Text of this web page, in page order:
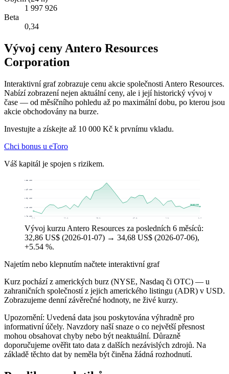
1 997 926
Beta
0,34
Vývoj ceny Antero Resources
Corporation
Interaktivní graf zobrazuje cenu akcie společnosti Antero Resources.
Nabízí zobrazení nejen aktuální ceny, ale i její historický vývoj v
čase — od měsíčního pohledu až po maximální dobu, po kterou jsou
akcie obchodovány na burze.
Investujte a získejte až 10 000 Kč k prvnímu vkladu.
Chci bonus u eToro
Váš kapitál je spojen s rizikem.
30,78 US$
34,42 US$
38,06 US$
41,69 US$
45,33 US$
7. 1. 11. 2. 18. 3. 27. 4. 1. 6. 6. 7.
34,68 US$
Vývoj kurzu Antero Resources za posledních 6 měsíců:
32,86 US$ (2026-01-07) → 34,68 US$ (2026-07-06),
+5.54 %.
Najetím nebo klepnutím načtete interaktivní graf
Kurz pochází z amerických burz (NYSE, Nasdaq či OTC) — u
zahraničních společností z jejich amerického listingu (ADR) v USD.
Zobrazujeme denní závěrečné hodnoty, ne živé kurzy.
Upozornění: Uvedená data jsou poskytována výhradně pro
informativní účely. Navzdory naší snaze o co největší přesnost
mohou obsahovat chyby nebo být neaktuální. Důrazně
doporučujeme ověřit tato data z dalších nezávislých zdrojů. Na
základě těchto dat by neměla být činěna žádná rozhodnutí.